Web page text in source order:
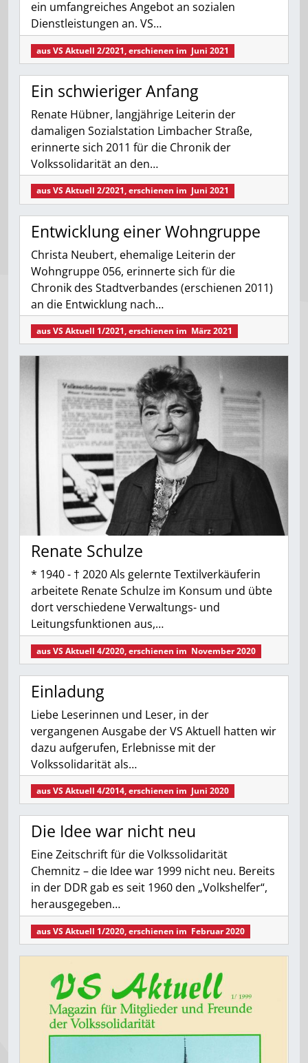
ein umfangreiches Angebot an sozialen
Dienstleistungen an. VS…
ausVS Aktuell 2/2021, erschienen im Juni 2021
Ein schwieriger Anfang
Renate Hübner, langjährige Leiterin der
damaligen Sozialstation Limbacher Straße,
erinnerte sich 2011 für die Chronik der
Volkssolidarität an den…
ausVS Aktuell 2/2021, erschienen im Juni 2021
Entwicklung einer ­Wohngruppe
Christa Neubert, ehemalige Leiterin der
Wohngruppe 056, erinnerte sich für die
Chronik des Stadtverbandes (erschienen 2011)
an die Entwicklung nach…
ausVS Aktuell 1/2021, erschienen im März 2021
Renate Schulze
* 1940 - † 2020 Als gelernte Textilverkäuferin
arbeitete Renate Schulze im Konsum und übte
dort verschiedene Verwaltungs- und
Leitungsfunktionen aus,…
ausVS Aktuell 4/2020, erschienen im November 2020
Einladung
Liebe Leserinnen und Leser, in der
vergangenen Ausgabe der VS Aktuell hatten wir
dazu aufgerufen, Erlebnisse mit der
Volkssolidarität als…
ausVS Aktuell 4/2014, erschienen im Juni 2020
Die Idee war nicht neu
Eine Zeitschrift für die Volkssolidarität
Chemnitz – die Idee war 1999 nicht neu. Bereits
in der DDR gab es seit 1960 den „Volkshelfer“,
herausgegeben…
ausVS Aktuell 1/2020, erschienen im Februar 2020